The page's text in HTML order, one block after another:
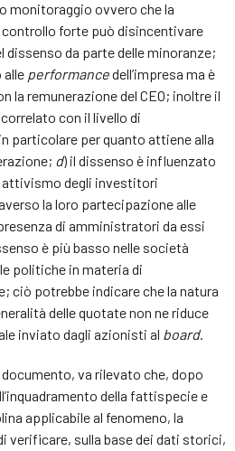
monitoraggio ovvero che la
forte può disincentivare
dissenso da parte delle minoranze;
alle performancedell’impresa ma è
la remunerazione del CEO; inoltre il
con il livello di
particolare per quanto attiene alla
d) il dissenso è influenzato
degli investitori
la loro partecipazione alle
di amministratori da essi
è più basso nelle società
politiche in materia di
ciò potrebbe indicare che la natura
delle quotate non ne riduce
inviato dagli azionisti al board.
documento, va rilevato che, dopo
della fattispecie e
applicabile al fenomeno, la
verificare, sulla base dei dati storici,